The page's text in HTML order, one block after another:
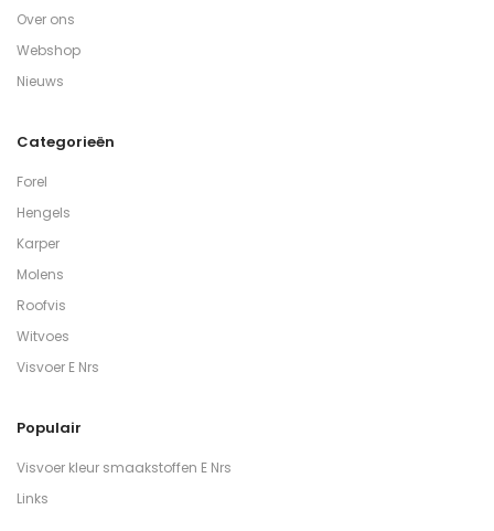
Over ons
Webshop
Nieuws
Categorieën
Forel
Hengels
Karper
Molens
Roofvis
Witvoes
Visvoer E Nrs
Populair
Visvoer kleur smaakstoffen E Nrs
Links